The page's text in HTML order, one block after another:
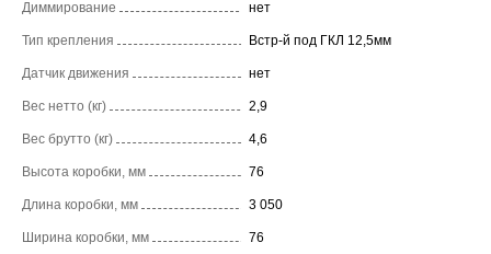
Диммирование нет
Тип крепления Встр-й под ГКЛ 12,5мм
Датчик движения нет
Вес нетто (кг) 2,9
Вес брутто (кг) 4,6
Высота коробки, мм 76
Длина коробки, мм 3 050
Ширина коробки, мм 76